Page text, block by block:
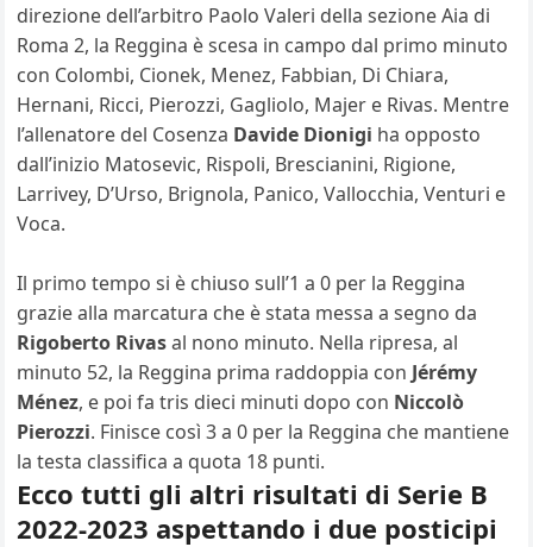
direzione dell’arbitro Paolo Valeri della sezione Aia di
Roma 2, la Reggina è scesa in campo dal primo minuto
con Colombi, Cionek, Menez, Fabbian, Di Chiara,
Hernani, Ricci, Pierozzi, Gagliolo, Majer e Rivas. Mentre
l’allenatore del Cosenza Davide Dionigi ha opposto
dall’inizio Matosevic, Rispoli, Brescianini, Rigione,
Larrivey, D’Urso, Brignola, Panico, Vallocchia, Venturi e
Voca.
Il primo tempo si è chiuso sull’1 a 0 per la Reggina
grazie alla marcatura che è stata messa a segno da
Rigoberto Rivasal nono minuto. Nella ripresa, al
minuto 52, la Reggina prima raddoppia con Jérémy
Ménez, e poi fa tris dieci minuti dopo con Niccolò
Pierozzi. Finisce così 3 a 0 per la Reggina che mantiene
la testa classifica a quota 18 punti.
Ecco tutti gli altri risultati di Serie B
2022-2023 aspettando i due posticipi